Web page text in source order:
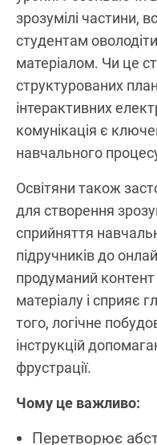
зрозумілі частини,
студентам
матеріалом. Чи це
структурованих
інтерактивних
комунікація є
навчального
Освітяни також
для створення
сприйняття
підручників до
продуманий
матеріалу і сприяє
того, логічне
інструкцій
фрустрації.
Чому це важливо:
Перетворює